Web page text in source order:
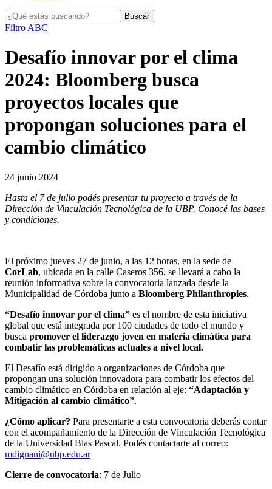
Filtro ABC
Desafío innovar por el clima
2024: Bloomberg busca
proyectos locales que
propongan soluciones para el
cambio climático
24 junio 2024
Hasta el 7 de julio podés presentar tu proyecto a través de la
Dirección de Vinculación Tecnológica de la UBP. Conocé las bases
y condiciones.
El próximo jueves 27 de junio, a las 12 horas, en la sede de
CorLab, ubicada en la calle Caseros 356, se llevará a cabo la
reunión informativa sobre la convocatoria lanzada desde la
Municipalidad de Córdoba junto a Bloomberg Philanthropies.
“Desafío innovar por el clima” es el nombre de esta iniciativa
global que está integrada por 100 ciudades de todo el mundo y
busca promover el liderazgo joven en materia climática para
combatir las problemáticas actuales a nivel local.
El Desafío está dirigido a organizaciones de Córdoba que
propongan una solución innovadora para combatir los efectos del
cambio climático en Córdoba en relación al eje: “Adaptación y
Mitigación al cambio climático”.
¿Cómo aplicar? Para presentarte a esta convocatoria deberás contar
con el acompañamiento de la Dirección de Vinculación Tecnológica
de la Universidad Blas Pascal. Podés contactarte al correo:
mdignani@ubp.edu.ar
Cierre de convocatoria: 7 de Julio